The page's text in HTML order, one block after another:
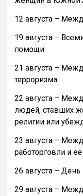
12 августа –
19 августа –
помощи
21 августа –
терроризма
22 августа –
людей, ставших
религии или
23 августа –
работорговли и
26 августа –
29 августа –